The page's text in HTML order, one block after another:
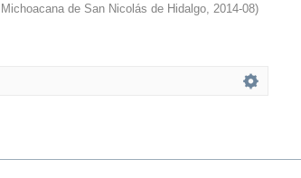
de San Nicolás de Hidalgo, 2014-08)